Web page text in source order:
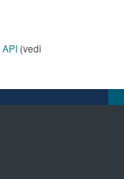
API (vedi